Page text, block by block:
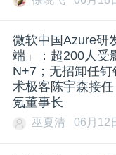
微软中国Azure研
端」：超200人受
N+7；无招卸任
术极客陈宇森接
氪董事长
巫夏清 06月12